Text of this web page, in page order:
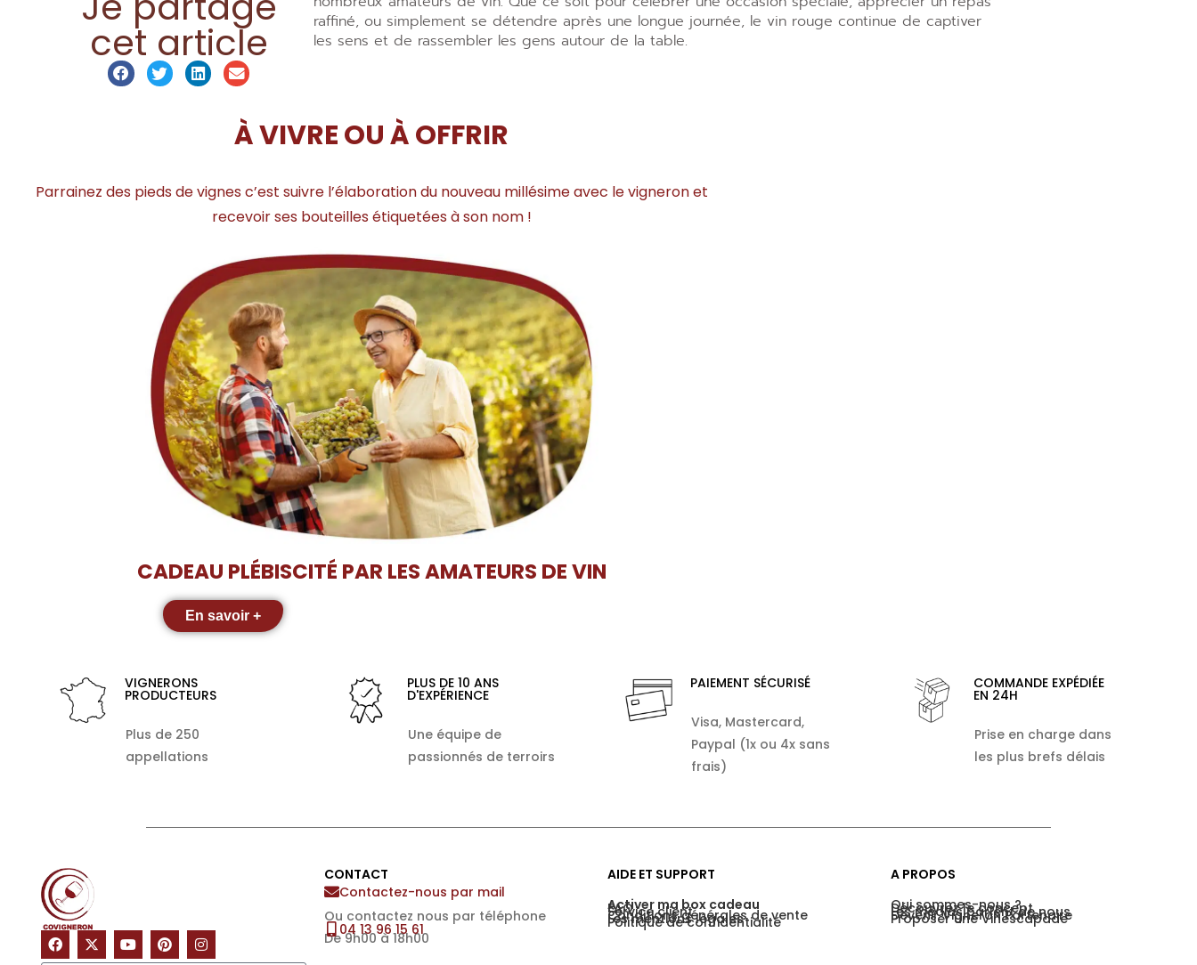
cet article
raffiné, ou simplement se détendre après une longue journée, le vin rouge continue de captiver
les sens et de rassembler les gens autour de la table.
À VIVRE OU À OFFRIR
Parrainez des pieds de vignes c’est suivre l’élaboration du nouveau millésime avec le vigneron et
recevoir ses bouteilles étiquetées à son nom !
CADEAU PLÉBISCITÉ PAR LES AMATEURS DE VIN
En savoir +
VIGNERONS
PRODUCTEURS
Plus de 250
appellations
PLUS DE 10 ANS
D'EXPÉRIENCE
Une équipe de
passionnés de terroirs
PAIEMENT SÉCURISÉ
Visa, Mastercard,
Paypal (1x ou 4x sans
frais)
COMMANDE EXPÉDIÉE
EN 24H
Prise en charge dans
les plus brefs délais
CONTACT
Contactez-nous par mail
Ou contactez nous par téléphone
De 9h00 à 18h00
04 13 96 15 61
AIDE ET SUPPORT
Activer ma box cadeau
FAQ
Service client
Conditions générales de vente
Les mentions légales
Politique de confidentialité
A PROPOS
Qui sommes-nous ?
Découvrez le concept
Les médias parlent de nous
Devenir Vigneron Partenaire
Proposer une Vinescapade